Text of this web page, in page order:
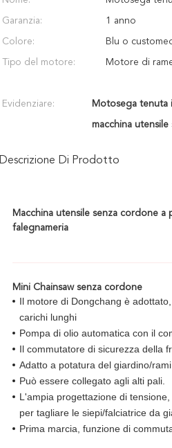
Garanzia: 1 anno
Colore: Blu o
Tipo del motore: Motore di
Evidenziare: Motosega tenuta
macchina
Descrizione Di Prodotto
Macchina utensile senza cordone
falegnameria
Mini Chainsaw senza cordone
Il motore di Dongchang è
carichi lunghi
Pompa di olio automatica con il
Il commutatore di sicurezza della
Adatto a potatura del giardino/
Può essere collegato agli alti pali.
L'ampia progettazione di
per tagliare le siepi/falciatrice da
Prima marcia, funzione di